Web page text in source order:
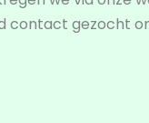
contact gezocht